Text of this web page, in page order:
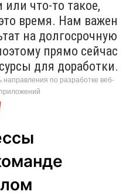
или что-то такое,
время. Нам важен
на долгосрочную
прямо сейчас
для доработки.
направления по разработке веб-
приложений